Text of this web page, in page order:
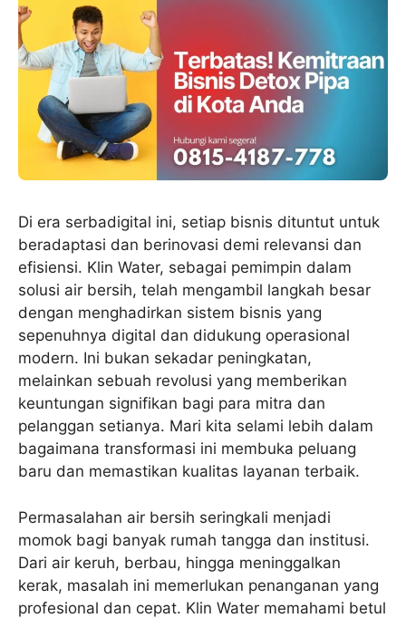
Di era serbadigital ini, setiap bisnis dituntut untuk
beradaptasi dan berinovasi demi relevansi dan
efisiensi. Klin Water, sebagai pemimpin dalam
solusi air bersih, telah mengambil langkah besar
dengan menghadirkan sistem bisnis yang
sepenuhnya digital dan didukung operasional
modern. Ini bukan sekadar peningkatan,
melainkan sebuah revolusi yang memberikan
keuntungan signifikan bagi para mitra dan
pelanggan setianya. Mari kita selami lebih dalam
bagaimana transformasi ini membuka peluang
baru dan memastikan kualitas layanan terbaik.
Permasalahan air bersih seringkali menjadi
momok bagi banyak rumah tangga dan institusi.
Dari air keruh, berbau, hingga meninggalkan
kerak, masalah ini memerlukan penanganan yang
profesional dan cepat. Klin Water memahami betul